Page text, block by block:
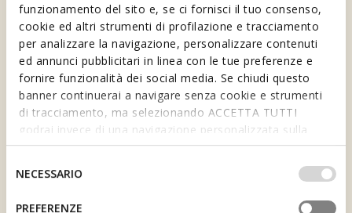
funzionamento del sito e, se ci fornisci il tuo consenso,
cookie ed altri strumenti di profilazione e tracciamento
per analizzare la navigazione, personalizzare contenuti
ed annunci pubblicitari in linea con le tue preferenze e
fornire funzionalità dei social media. Se chiudi questo
banner continuerai a navigare senza cookie e strumenti
di tracciamento, ma selezionando ACCETTA TUTTI
godrai invece di una navigazione personalizzata sulla
base dei tuoi gusti ed interessi. Selezionando
IMPOSTAZIONI potrai anche scegliere quali cookies ed
altri strumenti di tracciamento autorizzare. Per maggiori
informazioni o per modificare in qualsiasi momento le
del
consenso
NECESSARIO
PREFERENZE
1 MONETA SPECIALE,
IL BENNY
VOUCHER
voucher per i tuoi acquisti.